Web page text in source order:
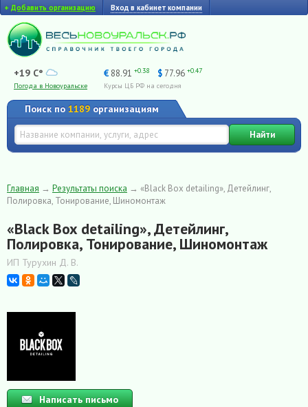
+ Добавить организацию Вход в кабинет компании
+19 C°
Погода в Новоуральске
€ 88.91 +0.38 $ 77.96 +0.47
Курсы ЦБ РФ на сегодня
Поиск по 1189 организациям
Найти
Главная → Результаты поиска → «Black Box detailing», Детейлинг,
Полировка, Тонирование, Шиномонтаж
«Black Box detailing», Детейлинг,
Полировка, Тонирование, Шиномонтаж
ИП Турухин Д. В.
Написать письмо